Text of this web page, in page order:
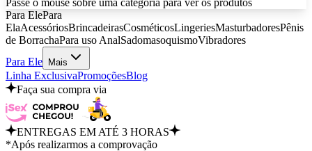
Passe o mouse sobre uma categoria para ver os produtos
Para ElePara
ElaAcessóriosBrincadeirasCosméticosLingeriesMasturbadoresPênis
de BorrachaPara uso AnalSadomasoquismoVibradores
Para Ele
Mais
Linha ExclusivaPromoçõesBlog
Faça sua compra via
ENTREGAS EM ATÉ 3 HORAS
*Após realizarmos a comprovação